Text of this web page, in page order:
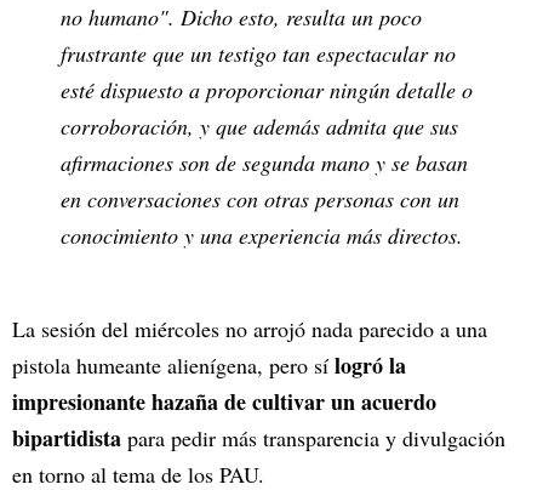
no humano". Dicho esto, resulta un poco
frustrante que un testigo tan espectacular no
esté dispuesto a proporcionar ningún detalle o
corroboración, y que además admita que sus
afirmaciones son de segunda mano y se basan
en conversaciones con otras personas con un
conocimiento y una experiencia más directos.
La sesión del miércoles no arrojó nada parecido a una
pistola humeante alienígena, pero sí logró la
impresionante hazaña de cultivar un acuerdo
bipartidista para pedir más transparencia y divulgación
en torno al tema de los PAU.